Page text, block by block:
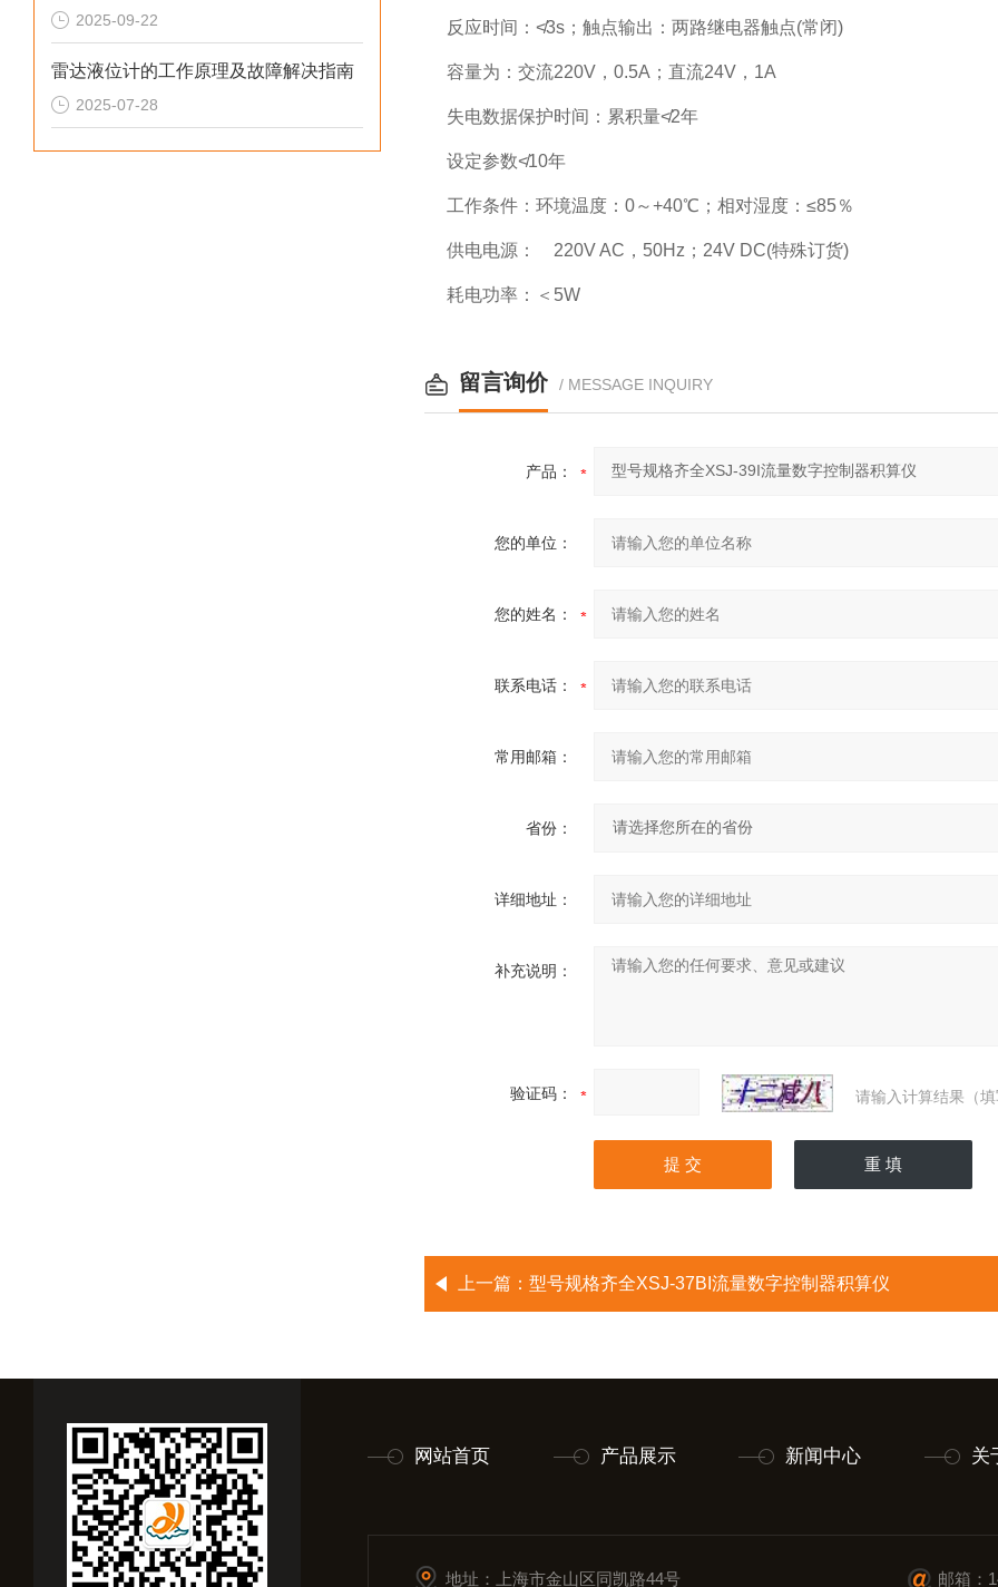
2025-09-22
雷达液位计的工作原理及故障解决指南
2025-07-28
反应时间：≮3s；触点输出：两路继电器触点(常闭)
容量为：交流220V，0.5A；直流24V，1A
失电数据保护时间：累积量≮2年
设定参数≮10年
工作条件：环境温度：0～+40℃；相对湿度：≤85％
供电电源： 220V AC，50Hz；24V DC(特殊订货)
耗电功率：＜5W
留言询价 / MESSAGE INQUIRY
产品：
您的单位：
您的姓名：
联系电话：
常用邮箱：
省份：
详细地址：
补充说明：
验证码： 请输入计算结果（
上一篇： 型号规格齐全XSJ-37BI流量数字控制器积算仪
网站首页 产品展示 新闻中心 关
地址：上海市金山区同凯路44号 邮箱：